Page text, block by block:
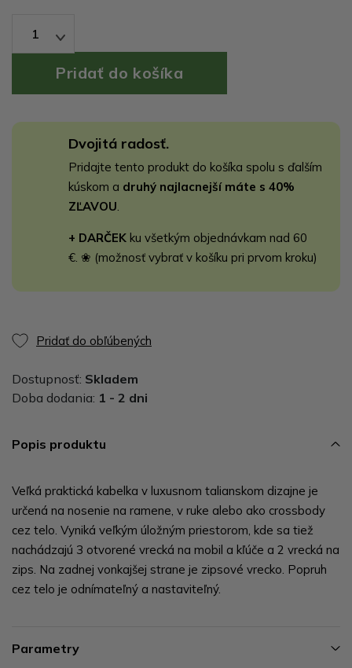
1
Dvojitá radosť.
Pridajte tento produkt do košíka spolu s ďalším
kúskom a druhý najlacnejší máte s 40%
ZĽAVOU
+ DARČEK ku všetkým objednávkam nad 60
€. ❀ (možnosť vybrať v košíku pri prvom kroku)
Pridať do obľúbených
Dostupnosť: Skladem
Doba dodania: 1 - 2 dni
Popis produktu
Veľká praktická kabelka v luxusnom talianskom dizajne je
určená na nosenie na ramene, v ruke alebo ako crossbody
cez telo. Vyniká veľkým úložným priestorom, kde sa tiež
nachádzajú 3 otvorené vrecká na mobil a kľúče a 2 vrecká na
zips. Na zadnej vonkajšej strane je zipsové vrecko. Popruh
cez telo je odnímateľný a nastaviteľný.
Parametry